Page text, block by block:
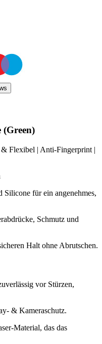
(Green)
Flexibel | Anti-Fingerprint |
Silicone für ein angenehmes,
Schmutz und
Halt ohne Abrutschen.
vor Stürzen,
& Kameraschutz.
Material, das das